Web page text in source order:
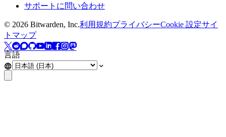
サポートに問い合わせ
© 2026 Bitwarden, Inc.利用規約プライバシーCookie 設定サイ
トマップ
言語